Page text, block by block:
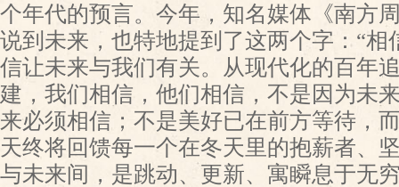
个年代的预言。今年，知名媒体《南方
说到未来，也特地提到了这两个字：“相
信让未来与我们有关。从现代化的百年
建，我们相信，他们相信，不是因为未
来必须相信；不是美好已在前方等待，
天终将回馈每一个在冬天里的抱薪者、
与未来间，是跳动、更新、寓瞬息于无